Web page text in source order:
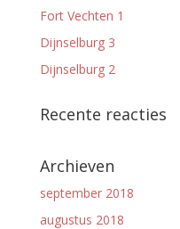
Fort Vechten 1
Dijnselburg 3
Dijnselburg 2
Recente reacties
Archieven
september 2018
augustus 2018